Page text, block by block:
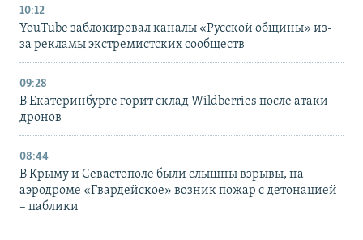
10:12
YouTube заблокировал каналы «Русской общины» из-
за рекламы экстремистских сообществ
09:28
В Екатеринбурге горит склад Wildberries после атаки
дронов
08:44
В Крыму и Севастополе были слышны взрывы, на
аэродроме «Гвардейское» возник пожар с детонацией
– паблики